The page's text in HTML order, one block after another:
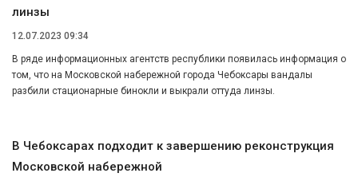
линзы
12.07.2023 09:34
В ряде информационных агентств республики появилась информация о
том, что на Московской набережной города Чебоксары вандалы
разбили стационарные бинокли и выкрали оттуда линзы.
В Чебоксарах подходит к завершению реконструкция
Московской набережной